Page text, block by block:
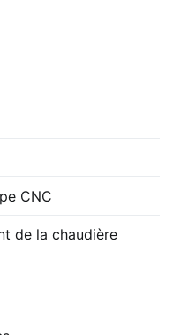
CNC
de la chaudière